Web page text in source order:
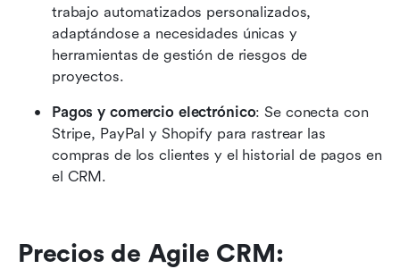
trabajo automatizados personalizados,
adaptándose a necesidades únicas y
herramientas de gestión de riesgos de
proyectos.
Pagos y comercio electrónico: Se conecta con
Stripe, PayPal y Shopify para rastrear las
compras de los clientes y el historial de pagos en
el CRM.
Precios de Agile CRM: